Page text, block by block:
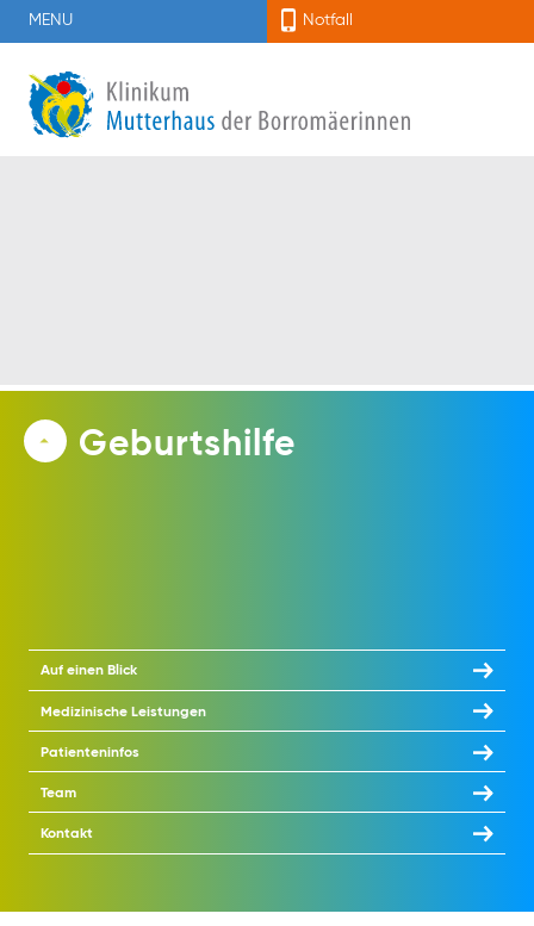
MENU Notfall
Geburtshilfe
Auf einen Blick
Medizinische Leistungen
Patienteninfos
Team
Kontakt